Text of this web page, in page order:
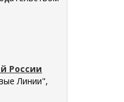
России
Линии",